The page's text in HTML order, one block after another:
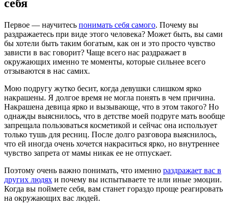
себя
Первое — научитесь понимать себя самого. Почему вы
раздражаетесь при виде этого человека? Может быть, вы сами
бы хотели быть таким богатым, как он и это просто чувство
зависти в вас говорит? Чаще всего нас раздражает в
окружающих именно те моменты, которые сильнее всего
отзываются в нас самих.
Мою подругу жутко бесит, когда девушки слишком ярко
накрашены. Я долгое время не могла понять в чем причина.
Накрашена девица ярко и вызывающе, что в этом такого? Но
однажды выяснилось, что в детстве моей подруге мать вообще
запрещала пользоваться косметикой и сейчас она использует
только тушь для ресниц. После долго разговора выяснилось,
что ей иногда очень хочется накраситься ярко, но внутреннее
чувство запрета от мамы никак ее не отпускает.
Поэтому очень важно понимать, что именно раздражает вас в
других людях и почему вы испытываете те или иные эмоции.
Когда вы поймете себя, вам станет гораздо проще реагировать
на окружающих вас людей.